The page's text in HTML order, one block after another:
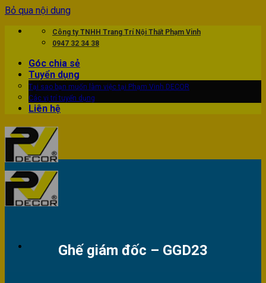
Bỏ qua nội dung
Công ty TNHH Trang Trí Nội Thất Phạm Vinh
0947 32 34 38
Góc chia sẻ
Tuyển dụng
Tại sao bạn muốn làm việc tại Phạm Vinh DECOR
Các vị trí tuyển dụng
Liên hệ
Ghế giám đốc – GGD23